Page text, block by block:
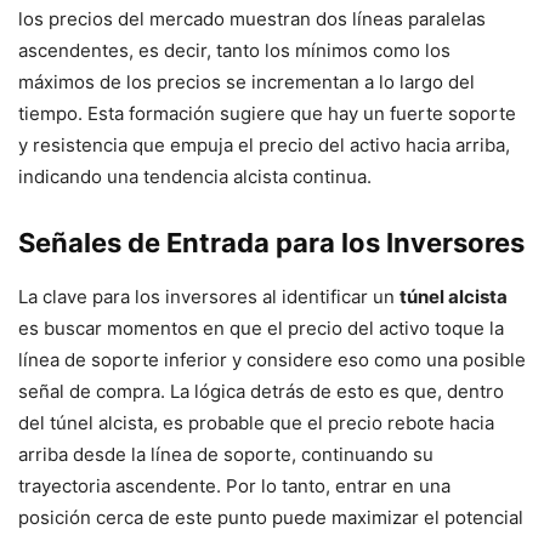
los precios del mercado muestran dos líneas paralelas
ascendentes, es decir, tanto los mínimos como los
máximos de los precios se incrementan a lo largo del
tiempo. Esta formación sugiere que hay un fuerte soporte
y resistencia que empuja el precio del activo hacia arriba,
indicando una tendencia alcista continua.
Señales de Entrada para los Inversores
La clave para los inversores al identificar un túnel alcista
es buscar momentos en que el precio del activo toque la
línea de soporte inferior y considere eso como una posible
señal de compra. La lógica detrás de esto es que, dentro
del túnel alcista, es probable que el precio rebote hacia
arriba desde la línea de soporte, continuando su
trayectoria ascendente. Por lo tanto, entrar en una
posición cerca de este punto puede maximizar el potencial